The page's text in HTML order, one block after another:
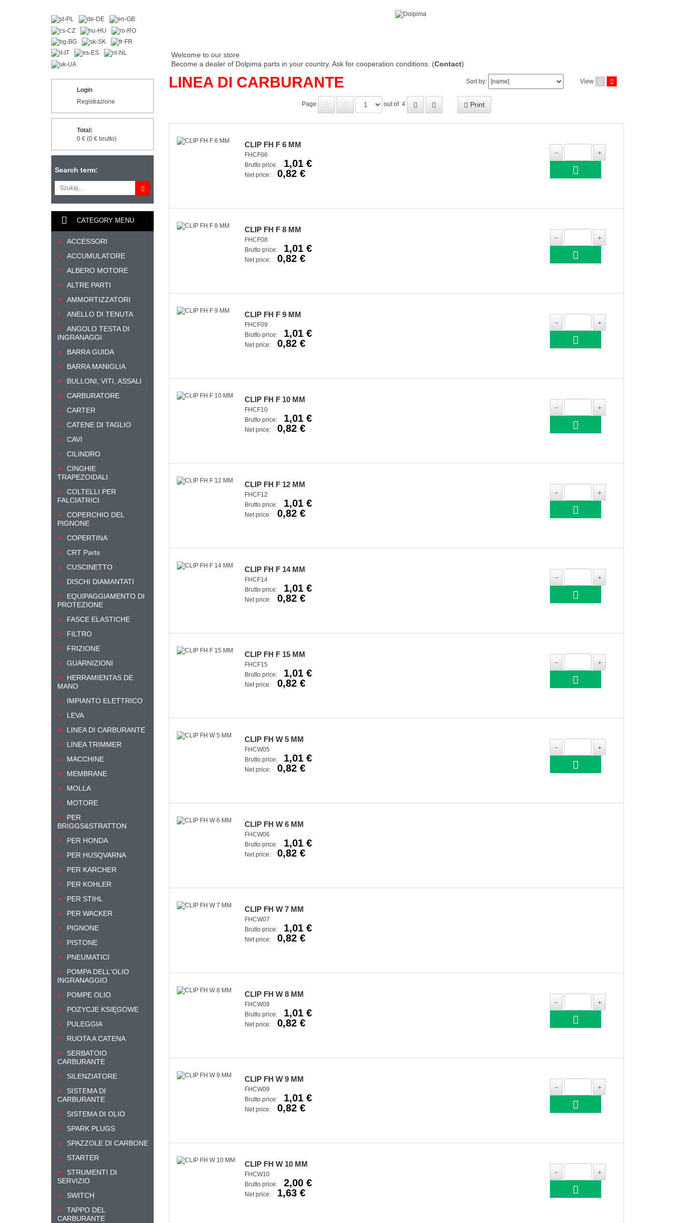
Login
Registrazione
Total:
0 € (0 € brutto)
Search term:
CATEGORY MENU
ACCESSORI
ACCUMULATORE
ALBERO MOTORE
ALTRE PARTI
AMMORTIZZATORI
ANELLO DI TENUTA
ANGOLO TESTA DI
INGRANAGGI
BARRA GUIDA
BARRA MANIGLIA
BULLONI, VITI, ASSALI
CARBURATORE
CARTER
CATENE DI TAGLIO
CAVI
CILINDRO
CINGHIE
TRAPEZOIDALI
COLTELLI PER
FALCIATRICI
COPERCHIO DEL
PIGNONE
COPERTINA
CRT Parts
CUSCINETTO
DISCHI DIAMANTATI
EQUIPAGGIAMENTO DI
PROTEZIONE
FASCE ELASTICHE
FILTRO
FRIZIONE
GUARNIZIONI
HERRAMIENTAS DE
MANO
IMPIANTO ELETTRICO
LEVA
LINEA DI CARBURANTE
LINEA TRIMMER
MACCHINE
MEMBRANE
MOLLA
MOTORE
PER
BRIGGS&STRATTON
PER HONDA
PER HUSQVARNA
PER KARCHER
PER KOHLER
PER STIHL
PER WACKER
PIGNONE
PISTONE
PNEUMATICI
POMPA DELL'OLIO
INGRANAGGIO
POMPE OLIO
POZYCJE KSIĘGOWE
PULEGGIA
RUOTA A CATENA
SERBATOIO
CARBURANTE
SILENZIATORE
SISTEMA DI
CARBURANTE
SISTEMA DI OLIO
SPARK PLUGS
SPAZZOLE DI CARBONE
STARTER
STRUMENTI DI
SERVIZIO
SWITCH
TAPPO DEL
CARBURANTE
Welcome to our store
Become a dealer of Dolpima parts in your country. Ask for cooperation conditions. (Contact)
LINEA DI CARBURANTE Sort by: View
Page out of 4 Print
CLIP FH F 6 MM
FHCF06
Brutto price:
1,01 €
Net price: 0,82 €
CLIP FH F 8 MM
FHCF08
Brutto price:
1,01 €
Net price: 0,82 €
CLIP FH F 9 MM
FHCF09
Brutto price:
1,01 €
Net price: 0,82 €
CLIP FH F 10 MM
FHCF10
Brutto price:
1,01 €
Net price: 0,82 €
CLIP FH F 12 MM
FHCF12
Brutto price:
1,01 €
Net price: 0,82 €
CLIP FH F 14 MM
FHCF14
Brutto price:
1,01 €
Net price: 0,82 €
CLIP FH F 15 MM
FHCF15
Brutto price:
1,01 €
Net price: 0,82 €
CLIP FH W 5 MM
FHCW05
Brutto price:
1,01 €
Net price: 0,82 €
CLIP FH W 6 MM
FHCW06
Brutto price:
1,01 €
Net price: 0,82 €
CLIP FH W 7 MM
FHCW07
Brutto price:
1,01 €
Net price: 0,82 €
CLIP FH W 8 MM
FHCW08
Brutto price:
1,01 €
Net price: 0,82 €
CLIP FH W 9 MM
FHCW09
Brutto price:
1,01 €
Net price: 0,82 €
CLIP FH W 10 MM
FHCW10
Brutto price:
2,00 €
Net price: 1,63 €